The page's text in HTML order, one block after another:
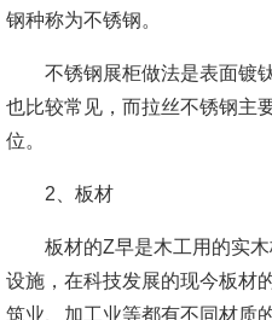
钢种称为不锈钢。
不锈钢展柜做法是表面镀钛
也比较常见，而拉丝不锈钢主
位。
2、板材
板材的Z早是木工用的实木
设施，在科技发展的现今板材
筑业、加工业等都有不同材质